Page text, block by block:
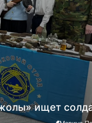
ищет